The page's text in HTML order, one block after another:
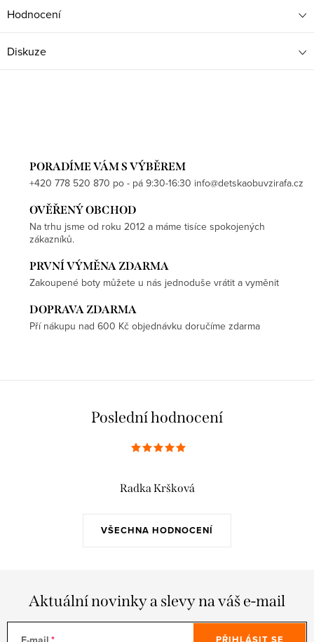
Hodnocení
Diskuze
PORADÍME VÁM S VÝBĚREM
+420 778 520 870 po - pá 9:30-16:30 info@detskaobuvzirafa.cz
OVĚŘENÝ OBCHOD
Na trhu jsme od roku 2012 a máme tisíce spokojených
zákazníků.
PRVNÍ VÝMĚNA ZDARMA
Zakoupené boty můžete u nás jednoduše vrátit a vyměnit
DOPRAVA ZDARMA
Pří nákupu nad 600 Kč objednávku doručíme zdarma
Poslední hodnocení
VŠECHNA HODNOCENÍ
Radka Kršková
Aktuální novinky a slevy na váš e-mail